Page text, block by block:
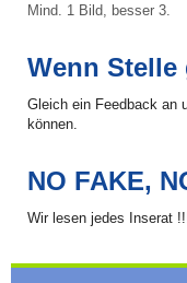
Mind. 1 Bild, besser 3.
Wenn Stelle
Gleich ein Feedback an
können.
NO FAKE,
Wir lesen jedes Inserat